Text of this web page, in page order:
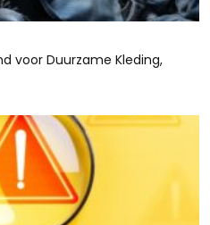
voor Duurzame Kleding,